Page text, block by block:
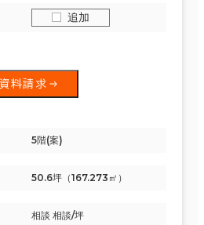
追加
資料請求
5階(案)
50.6坪（167.273㎡）
相談 相談/坪